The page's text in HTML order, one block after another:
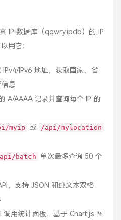
IP 数据库（qqwry.ipdb）的 IP
用它：
IPv6 地址，获取国家、省
息
A/AAAA 记录并查询每个 IP 的
myip 或 /api/mylocation
batch 单次最多查询 50 个
，支持 JSON 和纯文本双格
调用统计面板，基于 Chart.js 图